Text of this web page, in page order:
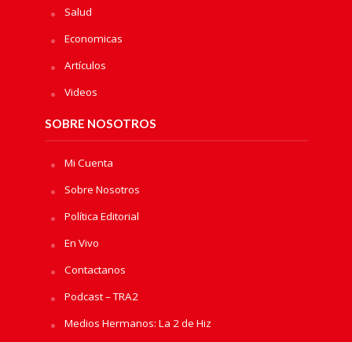
Salud
Economicas
Artículos
Videos
SOBRE NOSOTROS
Mi Cuenta
Sobre Nosotros
Política Editorial
En Vivo
Contactanos
Podcast – TRA2
Medios Hermanos: La 2 de Hiz